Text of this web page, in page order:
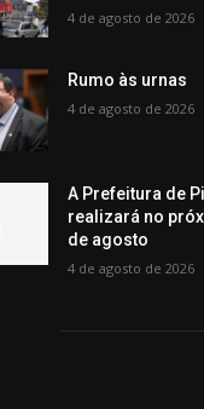
4 de agosto de 2026
Rumo às urnas
4 de agosto de 2026
A Prefeitura de
realizará no
de agosto
4 de agosto de 2026